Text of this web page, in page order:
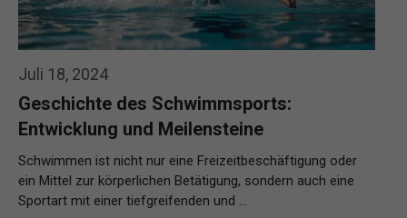
Juli 18, 2024
Geschichte des Schwimmsports:
Entwicklung und Meilensteine
Schwimmen ist nicht nur eine Freizeitbeschäftigung oder
ein Mittel zur körperlichen Betätigung, sondern auch eine
Sportart mit einer tiefgreifenden und …